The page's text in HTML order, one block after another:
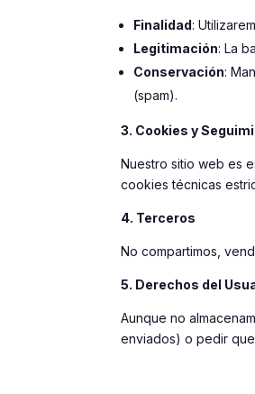
Finalidad:
Legitimación: La
Conservación:
(spam).
3. Cookies y
Nuestro sitio web es
cookies técnicas
4. Terceros
No compartimos,
5. Derechos del
Aunque no
enviados) o pedir